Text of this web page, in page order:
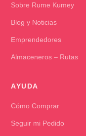
Sobre Rume Kumey
Blog y Noticias
Emprendedores
Almaceneros – Rutas
AYUDA
Cómo Comprar
Seguir mi Pedido